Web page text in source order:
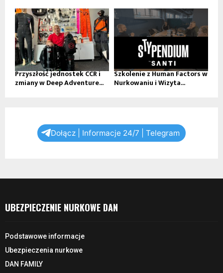
Przyszłość jednostek CCR i
zmiany w Deep Adventure...
Szkolenie z Human Factors w
Nurkowaniu i Wizyta...
Dołącz | Informacje 24/7 | Telegram
UBEZPIECZENIE NURKOWE DAN
Podstawowe informacje
Ubezpieczenia nurkowe
DAN FAMILY